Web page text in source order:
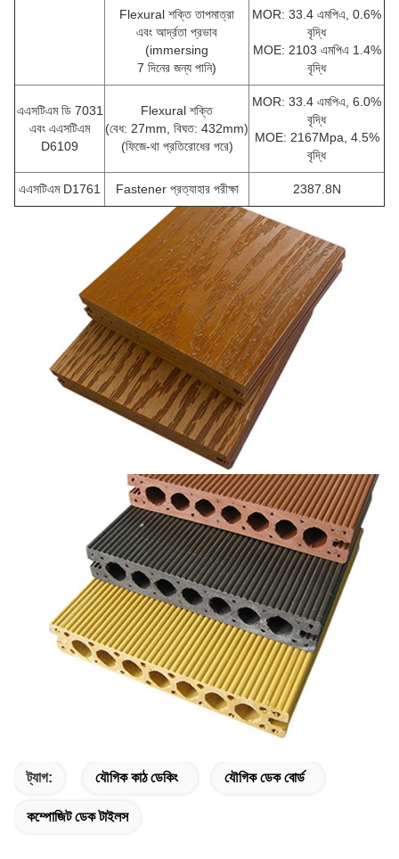
Flexural শক্তি তাপমাত্রা
এবং আর্দ্রতা প্রভাব
(immersing
7 দিনের জন্য পানি)
MOR: 33.4 এমপিএ, 0.6%
বৃদ্ধি
MOE: 2103 এমপিএ 1.4%
বৃদ্ধি
এএসটিএম ডি 7031
এবং এএসটিএম
D6109
Flexural শক্তি
(বেধ: 27mm, বিঘত: 432mm)
(ফিজে-থা প্রতিরোধের পরে)
MOR: 33.4 এমপিএ, 6.0%
বৃদ্ধি
MOE: 2167Mpa, 4.5%
বৃদ্ধি
এএসটিএম D1761 Fastener প্রত্যাহার পরীক্ষা 2387.8N
ট্যাগ: যৌগিক কাঠ ডেকিং যৌগিক ডেক বোর্ড
কম্পোজিট ডেক টাইলস